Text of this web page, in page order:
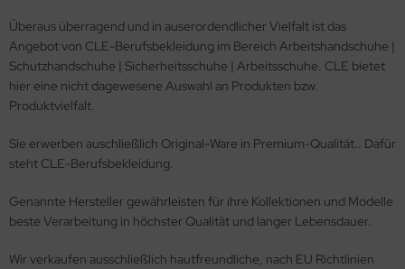
Überaus überragend und in auserordendlicher Vielfalt ist das
Angebot von CLE-Berufsbekleidung im Bereich Arbeitshandschuhe |
Schutzhandschuhe | Sicherheitsschuhe | Arbeitsschuhe. CLE bietet
hier eine nicht dagewesene Auswahl an Produkten bzw.
Produktvielfalt.
Sie erwerben auschließlich Original-Ware in Premium-Qualität.. Dafür
steht CLE-Berufsbekleidung.
Genannte Hersteller gewährleisten für ihre Kollektionen und Modelle
beste Verarbeitung in höchster Qualität und langer Lebensdauer.
Wir verkaufen ausschließlich hautfreundliche, nach EU Richtlinien